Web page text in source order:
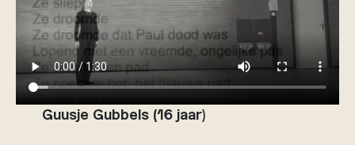
Guusje Gubbels (16 jaar)